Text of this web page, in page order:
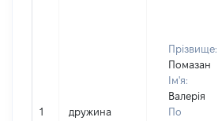
1 дружина
Прізвище:
Помазан
Ім'я:
Валерія
По